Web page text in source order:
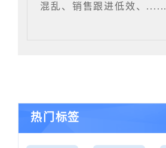
混乱、销售跟进低效、......
热门标签